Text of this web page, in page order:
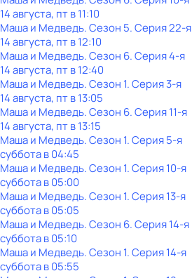
14 августа, пт в 11:10
Маша и Медведь. Сезон 5. Серия 22-я
14 августа, пт в 12:10
Маша и Медведь. Сезон 6. Серия 4-я
14 августа, пт в 12:40
Маша и Медведь. Сезон 1. Серия 3-я
14 августа, пт в 13:05
Маша и Медведь. Сезон 6. Серия 11-я
14 августа, пт в 13:15
Маша и Медведь. Сезон 1. Серия 5-я
субботав04:45
Маша и Медведь. Сезон 1. Серия 10-я
субботав05:00
Маша и Медведь. Сезон 1. Серия 13-я
субботав05:05
Маша и Медведь. Сезон 6. Серия 14-я
субботав05:10
Маша и Медведь. Сезон 1. Серия 14-я
субботав05:55